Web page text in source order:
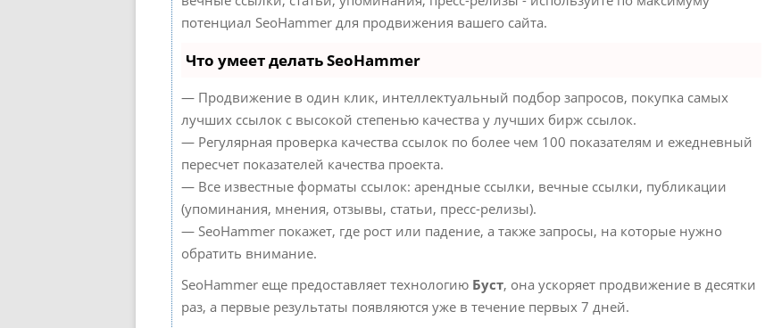
потенциал SeoHammer для продвижения вашего сайта.
Что умеет делать SeoHammer
— Продвижение в один клик, интеллектуальный подбор запросов, покупка самых
лучших ссылок с высокой степенью качества у лучших бирж ссылок.
— Регулярная проверка качества ссылок по более чем 100 показателям и ежедневный
пересчет показателей качества проекта.
— Все известные форматы ссылок: арендные ссылки, вечные ссылки, публикации
(упоминания, мнения, отзывы, статьи, пресс-релизы).
— SeoHammer покажет, где рост или падение, а также запросы, на которые нужно
обратить внимание.
SeoHammer еще предоставляет технологию Буст, она ускоряет продвижение в десятки
раз, а первые результаты появляются уже в течение первых 7 дней.